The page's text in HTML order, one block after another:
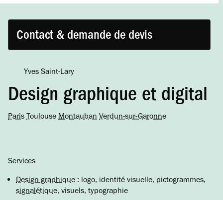
Contact & demande de devis
Yves Saint-Lary
Design graphique et digital
Paris Toulouse Montauban Verdun-sur-Garonne
Services
Design graphique : logo, identité visuelle, pictogrammes,
signalétique, visuels, typographie